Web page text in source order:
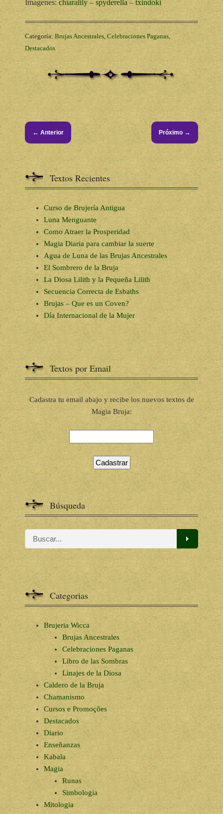
Imagenes: chiaralily – spyderella – txindoki
Categoría: Brujas Ancestrales Celebraciones Paganas
Destacados
← Anterior Próximo →
Textos Recientes
Curso de Brujería Antigua
Luna Menguante
Como Atraer la Prosperidad
Magia Diaria para cambiar la suerte
Agua de Luna de las Brujas Ancestrales
El Sombrero de la Bruja
La Diosa Lilith y la Pequeña Lilith
Secuencia Correcta de Esbaths
Brujas – Que es un Coven?
Día Internacional de la Mujer
Textos por Email
Cadastra tu email abajo y recibe los nuevos textos de
Magia Bruja:
Búsqueda
Categorias
Brujeria Wicca
Brujas Ancestrales
Celebraciones Paganas
Libro de las Sombras
Linajes de la Diosa
Caldero de la Bruja
Chamanismo
Cursos e Promoções
Destacados
Diario
Enseñanzas
Kabala
Magia
Runas
Simbologia
Mitologia